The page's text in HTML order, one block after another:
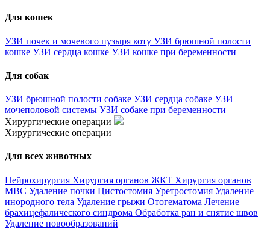
Для кошек
УЗИ почек и мочевого пузыря коту УЗИ брюшной полости
кошке УЗИ сердца кошке УЗИ кошке при беременности
Для собак
УЗИ брюшной полости собаке УЗИ сердца собаке УЗИ
мочеполовой системы УЗИ собаке при беременности
Хирургические операции
Хирургические операции
Для всех животных
Нейрохирургия Хирургия органов ЖКТ Хирургия органов
МВС Удаление почки Цистостомия Уретростомия Удаление
инородного тела Удаление грыжи Отогематома Лечение
брахицефалического синдрома Обработка ран и снятие швов
Удаление новообразований